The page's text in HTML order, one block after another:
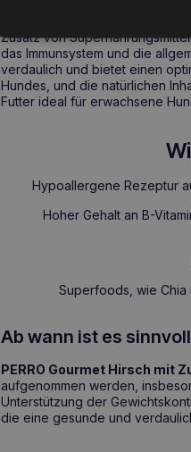
PERRO Gourmet Hirsch mit
Zusatz von
das Immunsystem und die
verdaulich und bietet einen
Hundes, und die natürlichen
Futter ideal für erwachsene
Hypoallergene Rezeptur
Hoher Gehalt an B-
Superfoods, wie Chia
Ab wann ist es
PERRO Gourmet Hirsch mit
aufgenommen werden,
Unterstützung der
die eine gesunde und